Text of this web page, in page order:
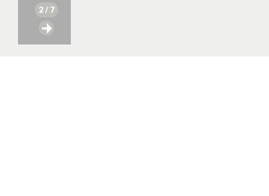
2/ 7